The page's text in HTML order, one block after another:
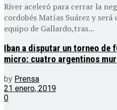
River aceleró para cerrar la
cordobés Matías Suárez y
equipo de Gallardo,tras...
Iban a disputar un torneo de
micro: cuatro argentinos
by Prensa
21 enero, 2019
0